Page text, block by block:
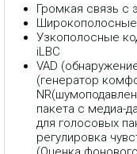
Громкая связь с
Широкополосные
Узкополосные
iLBC
VAD
(генератор
пакета с медиа-
для голосовых
регулировка